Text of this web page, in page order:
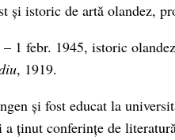
și istoric de artă olandez,
1 febr. 1945, istoric
, 1919.
și fost educat la
ținut conferințe de